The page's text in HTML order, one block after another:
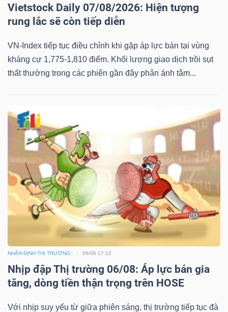
Vietstock Daily 07/08/2026: Hiện tượng
rung lắc sẽ còn tiếp diễn
VN-Index tiếp tục điều chỉnh khi gặp áp lực bán tại vùng
kháng cự 1,775-1,810 điểm. Khối lượng giao dịch trồi sụt
thất thường trong các phiên gần đây phản ánh tâm...
NHẬN ĐỊNH THỊ TRƯỜNG 06/08 17:12
Nhịp đập Thị trường 06/08: Áp lực bán gia
tăng, dòng tiền thận trọng trên HOSE
Với nhịp suy yếu từ giữa phiên sáng, thị trường tiếp tục đà